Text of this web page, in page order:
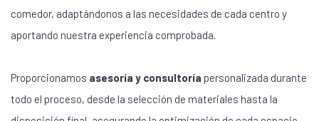
comedor, adaptándonos a las necesidades de cada centro y
aportando nuestra experiencia comprobada.
Proporcionamos asesoría y consultoría personalizada durante
todo el proceso, desde la selección de materiales hasta la